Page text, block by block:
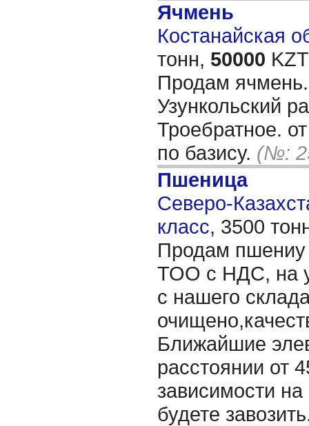
Ячмень
Костанайская
тонн, 50000
Продам
Узункольский
Троебратное.
по базису. (№:
Пшеница
Северо-
класс, 3500
Продам
ТОО с НДС, на
с нашего
Ближайшие
расстоянии от
зависимости на
будете